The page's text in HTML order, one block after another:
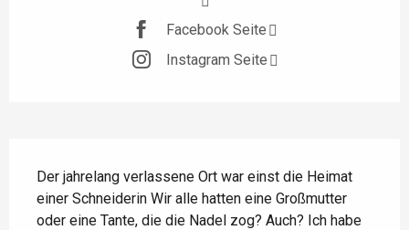
Facebook Seite
Instagram Seite
Der jahrelang verlassene Ort war einst die Heimat
einer Schneiderin Wir alle hatten eine Großmutter
oder eine Tante, die die Nadel zog? Auch? Ich habe